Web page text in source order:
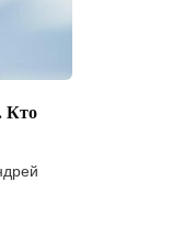
Кто